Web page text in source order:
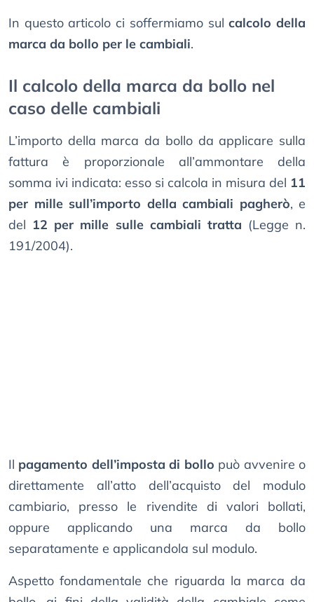
In questo articolo ci soffermiamo sulcalcolo della
marca da bollo per le cambiali.
Il calcolo della marca da bollo nel
caso delle cambiali
L’importo della marca da bollo da applicare sulla
fattura è proporzionale all’ammontare della
somma ivi indicata: esso si calcola in misura del 11
per mille sull’importo della cambiali pagherò, e
del 12 per mille sulle cambiali tratta (Legge n.
191/2004).
Il pagamento dell’imposta di bollo può avvenire o
direttamente all’atto dell’acquisto del modulo
cambiario, presso le rivendite di valori bollati,
oppure applicando una marca da bollo
separatamente e applicandola sul modulo.
Aspetto fondamentale che riguarda la marca da